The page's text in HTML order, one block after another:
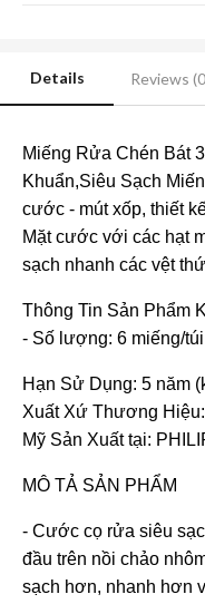
Details Reviews
Miếng Rửa Chén Bát
Khuẩn,Siêu Sạch
cước - mút xốp, thiết
Mặt cước với các hạt
sạch nhanh các vệt
Thông Tin Sản Phẩm
- Số lượng: 6 miếng/túi
Hạn Sử Dụng: 5 năm
Xuất Xứ Thương Hiệu:
Mỹ Sản Xuất tại:
MÔ TẢ SẢN PHẨM
- Cước cọ rửa siêu
đầu trên nồi chảo
sạch hơn, nhanh hơn